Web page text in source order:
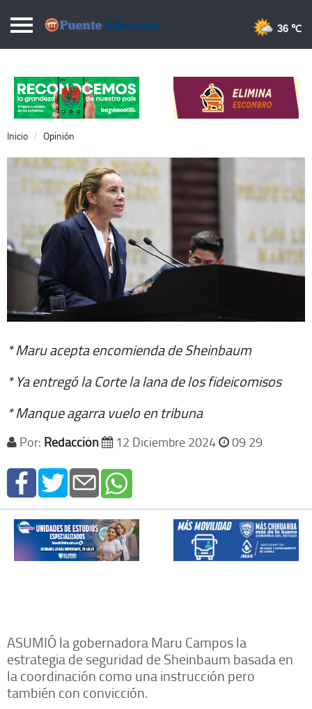
Puentelibre.mx
Local
Nacional
Opinión
Cronos
Economía
Espectáculos
Deportes
Extra +
36 ℃
Inicio Opinión
* Maru acepta encomienda de Sheinbaum
* Ya entregó la Corte la lana de los fideicomisos
* Manque agarra vuelo en tribuna
Por: Redacción 12 Diciembre 2024 09 29
ASUMIÓ la gobernadora Maru Campos la
estrategia de seguridad de Sheinbaum basada en
la coordinación como una instrucción pero
también con convicción.